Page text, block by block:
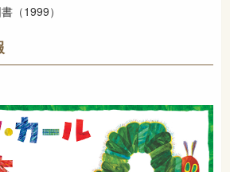
（1999）